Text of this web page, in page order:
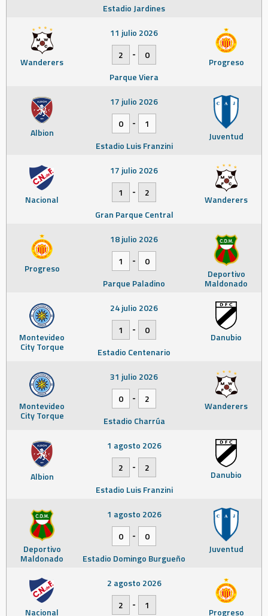
Estadio Jardines
Wanderers Progreso
11 julio 2026
2
-
0
Parque Viera
Albion Juventud
17 julio 2026
0
-
1
Estadio Luis Franzini
Nacional Wanderers
17 julio 2026
1
-
2
Gran Parque Central
Progreso Deportivo
Maldonado
18 julio 2026
1
-
0
Parque Paladino
Montevideo
City Torque
Danubio
24 julio 2026
1
-
0
Estadio Centenario
Montevideo
City Torque
Wanderers
31 julio 2026
0
-
2
Estadio Charrúa
Albion Danubio
1 agosto 2026
2
-
2
Estadio Luis Franzini
Deportivo
Maldonado
Juventud
1 agosto 2026
0
-
0
Estadio Domingo Burgueño
Nacional Progreso
2 agosto 2026
2
- 1